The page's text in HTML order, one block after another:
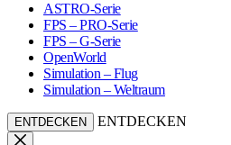
ASTRO-Serie
FPS – PRO-Serie
FPS – G-Serie
OpenWorld
Simulation – Flug
Simulation – Weltraum
ENTDECKEN ENTDECKEN